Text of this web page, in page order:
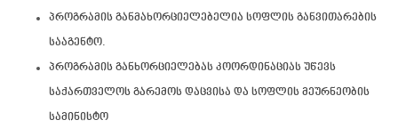
პროგრამის განმახორციელებელია სოფლის განვითარების
სააგენტო.
პროგრამის განხორციელებას კოორდინაციას უწევს
საქართველოს გარემოს დაცვისა და სოფლის მეურნეობის
სამინისტო